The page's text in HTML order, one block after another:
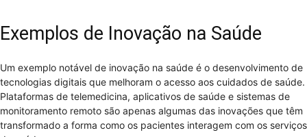
Exemplos de Inovação na Saúde
Um exemplo notável de inovação na saúde é o desenvolvimento de
tecnologias digitais que melhoram o acesso aos cuidados de saúde.
Plataformas de telemedicina, aplicativos de saúde e sistemas de
monitoramento remoto são apenas algumas das inovações que têm
transformado a forma como os pacientes interagem com os serviços